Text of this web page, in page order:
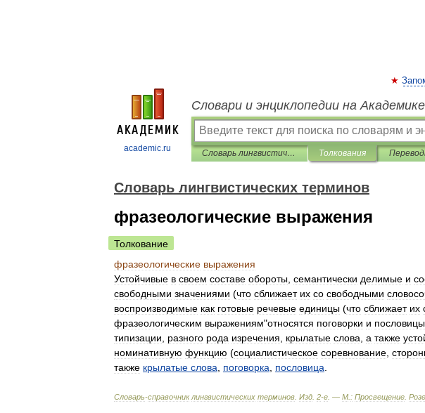
academic.ru
Словари и энциклопедии на Академике
Словарь лингвистических терминов Толкования
Словарь лингвистических терминов
фразеологические выражения
Толкование
фразеологические выражения
Устойчивые в своем составе обороты семантически делимые и
свободными значениями (что сближает их со свободными
воспроизводимые как готовые речевые единицы (что сближает их
фразеологическим выражениям"относятся поговорки и пословицы
типизации
разного рода изречения крылатые слова а также
номинативную функцию (социалистическое соревнование
также крылатые слова поговорка пословица
Словарь-справочник лингвистических терминов Изд 2-е . — М : Просвещение